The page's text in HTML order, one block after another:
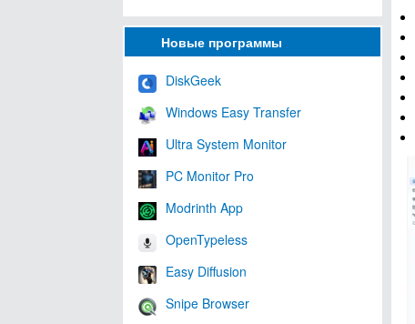
Новые программы
DiskGeek
Windows Easy Transfer
Ultra System Monitor
PC Monitor Pro
Modrinth App
OpenTypeless
Easy Diffusion
Snipe Browser